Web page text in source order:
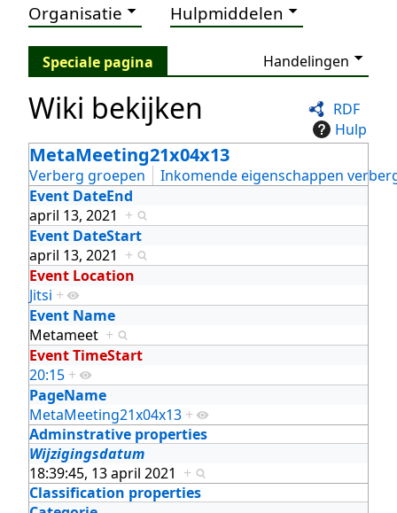
Organisatie Hulpmiddelen
Speciale pagina Handelingen
RDF
Hulp
Wiki bekijken
MetaMeeting21x04x13
Verberg groepen
Inkomende eigenschappen
Event DateEnd
april 13, 2021 +
Event DateStart
april 13, 2021 +
Event Location
Jitsi +
Event Name
Metameet +
Event TimeStart
20:15 +
PageName
MetaMeeting21x04x13 +
Adminstrative properties
Wijzigingsdatum
18:39:45, 13 april 2021 +
Classification properties